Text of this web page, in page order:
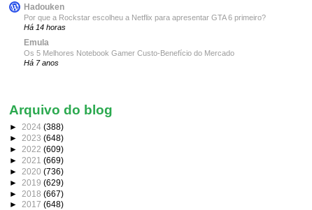
Hadouken
Por que a Rockstar escolheu a Netflix para apresentar GTA 6 primeiro?
Há 14 horas
Emula
Os 5 Melhores Notebook Gamer Custo-Benefício do Mercado
Há 7 anos
Arquivo do blog
► 2024 (388)
► 2023 (648)
► 2022 (609)
► 2021 (669)
► 2020 (736)
► 2019 (629)
► 2018 (667)
► 2017 (648)